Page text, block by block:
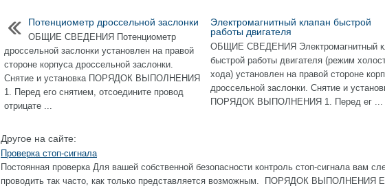
Потенциометр дроссельной заслонки
ОБЩИЕ СВЕДЕНИЯ Потенциометр
дроссельной заслонки установлен на правой
стороне корпуса дроссельной заслонки.
Снятие и установка ПОРЯДОК ВЫПОЛНЕНИЯ
1. Перед его снятием, отсоедините провод
отрицате ...
Электромагнитный клапан быстрой
работы двигателя
ОБЩИЕ СВЕДЕНИЯ Электромагнитный
быстрой работы двигателя (режим
хода) установлен на правой стороне
дроссельной заслонки. Снятие и
ПОРЯДОК ВЫПОЛНЕНИЯ 1. Перед ег ...
Другое на сайте:
Проверка стоп-сигнала
Постоянная проверка Для вашей собственной безопасности контроль стоп-сигнала вам
проводить так часто, как только представляется возможным. ПОРЯДОК ВЫПОЛНЕНИЯ